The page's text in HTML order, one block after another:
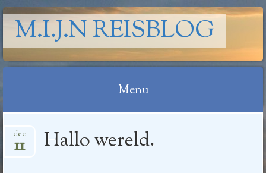
M.I.J.N REISBLOG
Menu
naar
Hallo wereld.
dec
11